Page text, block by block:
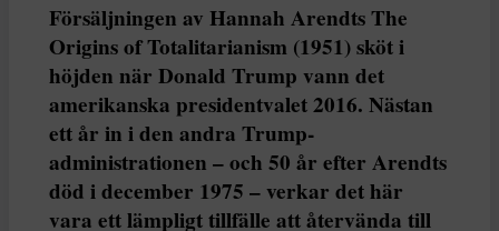
Försäljningen av Hannah Arendts The
Origins of Totalitarianism (1951) sköt i
höjden när Donald Trump vann det
amerikanska presidentvalet 2016. Nästan
ett år in i den andra Trump-
administrationen – och 50 år efter Arendts
död i december 1975 – verkar det här
vara ett lämpligt tillfälle att återvända till